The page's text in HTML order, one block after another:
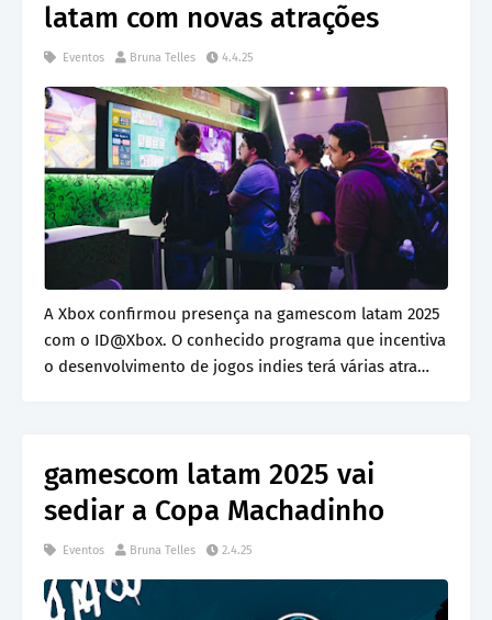
latam com novas atrações
Eventos Bruna Telles 4.4.25
A Xbox confirmou presença na gamescom latam 2025
com o ID@Xbox. O conhecido programa que incentiva
o desenvolvimento de jogos indies terá várias atra…
gamescom latam 2025 vai
sediar a Copa Machadinho
Eventos Bruna Telles 2.4.25